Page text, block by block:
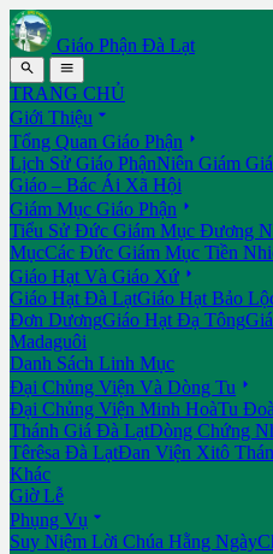
Giáo Phận Đà Lạt
 
TRANG CHỦ
Giới Thiệu 
Tổng Quan Giáo Phận 
Lịch Sử Giáo PhậnNiên Giám
Giáo – Bác Ái Xã Hội
Giám Mục Giáo Phận 
Tiểu Sử Đức Giám Mục Đương
MụcCác Đức Giám Mục Tiền
Giáo Hạt Và Giáo Xứ 
Giáo Hạt Đà LạtGiáo Hạt Bảo
Đơn DươngGiáo Hạt Đạ Tông
Madaguôi
Danh Sách Linh Mục
Đại Chủng Viện Và Dòng Tu 
Đại Chủng Viện Minh HoàTu
Thánh Giá Đà LạtDòng Chứng
Têrêsa Đà LạtĐan Viện Xitô
Khác
Giờ Lễ
Phụng Vụ 
Suy Niệm Lời Chúa Hằng Ngày